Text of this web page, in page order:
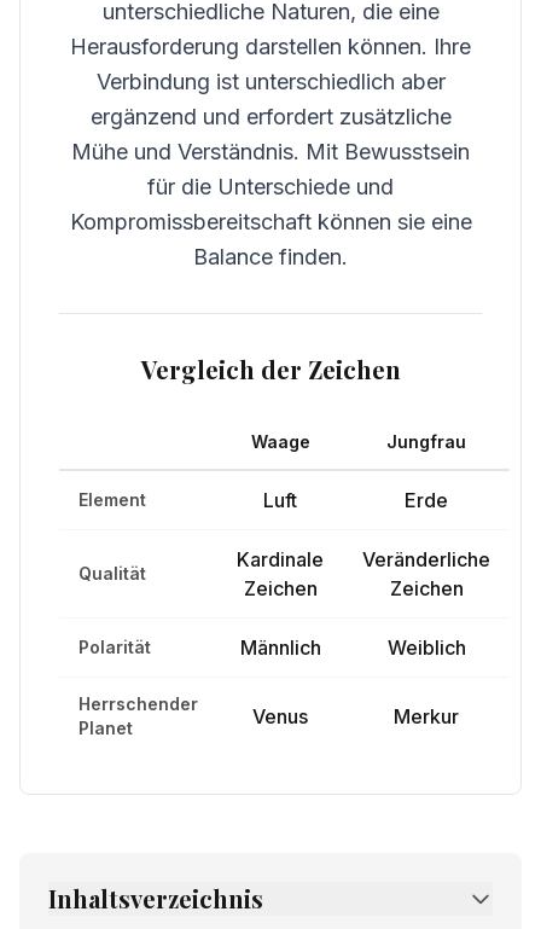
unterschiedliche Naturen, die eine
Herausforderung darstellen können. Ihre
Verbindung ist unterschiedlich aber
ergänzend und erfordert zusätzliche
Mühe und Verständnis. Mit Bewusstsein
für die Unterschiede und
Kompromissbereitschaft können sie eine
Balance finden.
Vergleich der Zeichen
Waage Jungfrau
Element Luft Erde
Qualität
Kardinale
Zeichen
Veränderliche
Zeichen
Polarität Männlich Weiblich
Herrschender
Planet
Venus Merkur
Inhaltsverzeichnis